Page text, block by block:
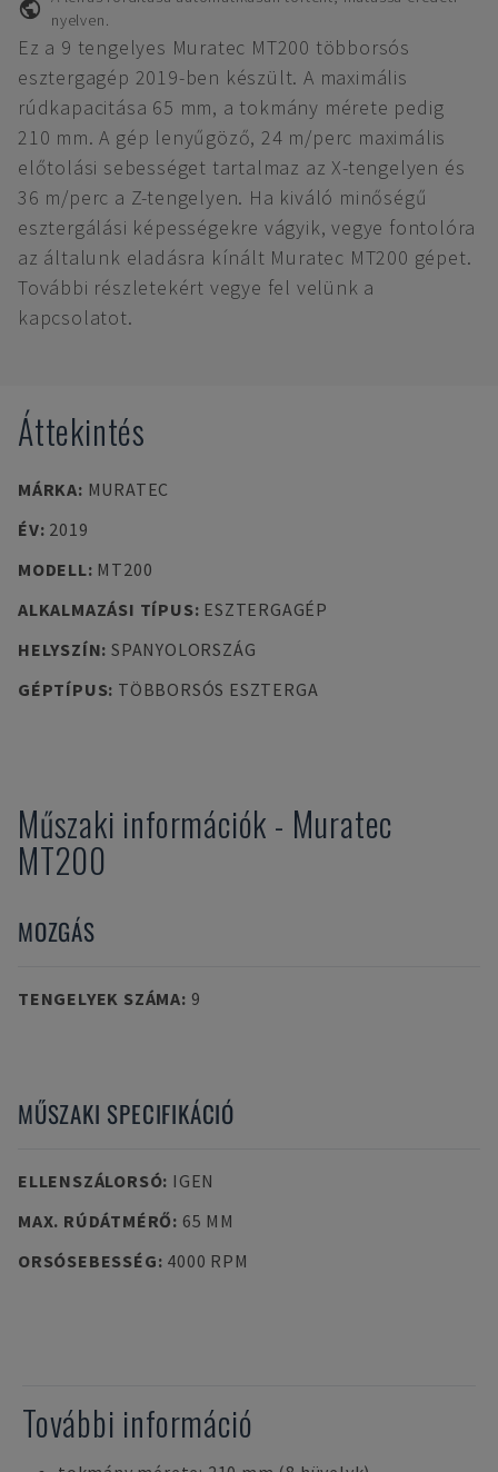
nyelven.
Ez a 9 tengelyes Muratec MT200 többorsós
esztergagép 2019-ben készült. A maximális
rúdkapacitása 65 mm, a tokmány mérete pedig
210 mm. A gép lenyűgöző, 24 m/perc maximális
előtolási sebességet tartalmaz az X-tengelyen és
36 m/perc a Z-tengelyen. Ha kiváló minőségű
esztergálási képességekre vágyik, vegye fontolóra
az általunk eladásra kínált Muratec MT200 gépet.
További részletekért vegye fel velünk a
kapcsolatot.
Áttekintés
MÁRKA: MURATEC
ÉV: 2019
MODELL: MT200
ALKALMAZÁSI TÍPUS: ESZTERGAGÉP
HELYSZÍN: SPANYOLORSZÁG
GÉPTÍPUS: TÖBBORSÓS ESZTERGA
Műszaki információk - Muratec
MT200
MOZGÁS
TENGELYEK SZÁMA: 9
MŰSZAKI SPECIFIKÁCIÓ
ELLENSZÁLORSÓ: IGEN
MAX. RÚDÁTMÉRŐ: 65 MM
ORSÓSEBESSÉG: 4000 RPM
További információ